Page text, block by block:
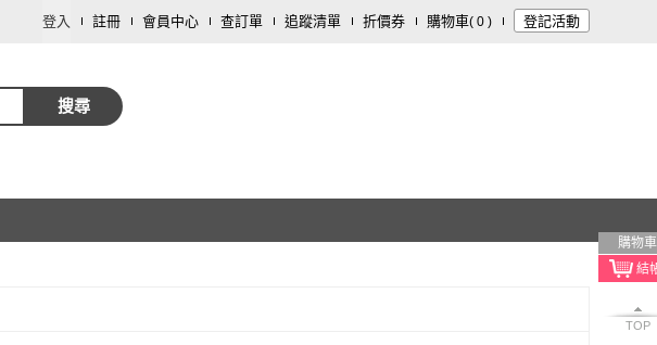
登入 註冊 會員中心 查訂單 追蹤清單 折價券 購物車( 0 ) 登記活動
搜尋
購物車
TOP